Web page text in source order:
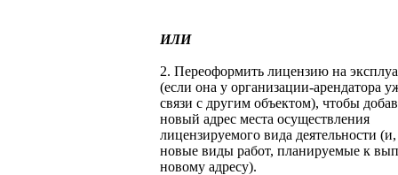
ИЛИ
2. Переоформить лицензию на
(если она у организации-арендатора
связи с другим объектом), чтобы
новый адрес места осуществления
лицензируемого вида деятельности
новые виды работ, планируемые к
новому адресу).